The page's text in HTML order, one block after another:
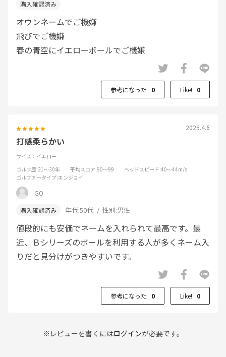
オウンネームでご機嫌
飛びでご機嫌
春の青空にイエローボールでご機嫌
参考になった 0 Like! 0
2025.4.6
打感柔らかい
サイズ：イエロー
ゴルフ歴:21～30年 平均スコア:90～99 ヘッドスピード:40～44m/s
ゴルファータイプ:エンジョイ
GO
年代:50代 性別:男性
値段的にも安価でネームを入れられて最高です。最
近、Ｂシリーズのボールを利用する人が多くネーム入
りだと見分けがつきやすいです。
参考になった 0 Like! 0
※レビューを書くにはログインが必要です。